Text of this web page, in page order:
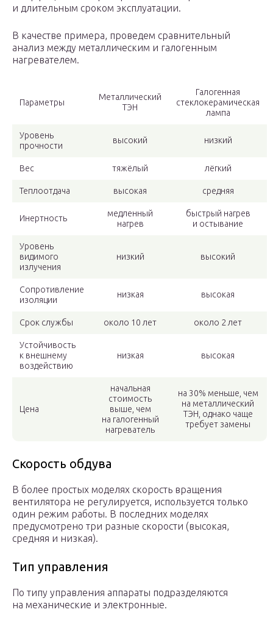
и длительным сроком эксплуатации.
В качестве примера, проведем сравнительный
анализ между металлическим и галогенным
нагревателем.
Параметры
Металлический
ТЭН
Галогенная
стеклокерамическая
лампа
Уровень
прочности
высокий низкий
Вес тяжёлый лёгкий
Теплоотдача высокая средняя
Инертность
медленный
нагрев
быстрый нагрев
и остывание
Уровень
видимого
излучения
низкий высокий
Сопротивление
изоляции
низкая высокая
Срок службы около 10 лет около 2 лет
Устойчивость
к внешнему
воздействию
низкая высокая
Цена
начальная
стоимость
выше, чем
на галогенный
нагреватель
на 30% меньше, чем
на металлический
ТЭН, однако чаще
требует замены
Скорость обдува
В более простых моделях скорость вращения
вентилятора не регулируется, используется только
один режим работы. В последних моделях
предусмотрено три разные скорости (высокая,
средняя и низкая).
Тип управления
По типу управления аппараты подразделяются
на механические и электронные.